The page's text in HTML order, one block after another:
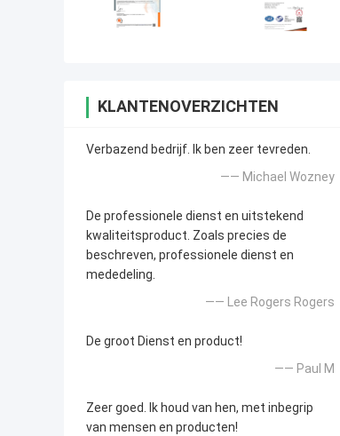
KLANTENOVERZICHTEN
Verbazend bedrijf. Ik ben zeer tevreden.
—— Michael Wozney
De professionele dienst en uitstekend
kwaliteitsproduct. Zoals precies de
beschreven, professionele dienst en
mededeling.
—— Lee Rogers Rogers
De groot Dienst en product!
—— Paul M
Zeer goed. Ik houd van hen, met inbegrip
van mensen en producten!